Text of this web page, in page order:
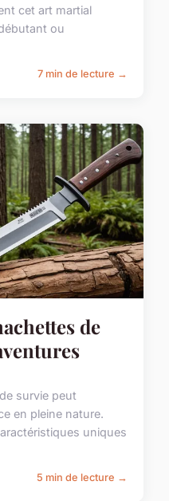
cet art martial
ou
7 min de lecture →
de
survie peut
en pleine nature.
uniques
5 min de lecture →